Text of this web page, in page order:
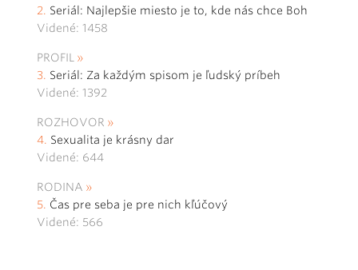
Seriál: Najlepšie miesto je to, kde nás chce Boh
Videné: 1458
PROFIL
Seriál: Za každým spisom je ľudský príbeh
Videné: 1392
ROZHOVOR
Sexualita je krásny dar
Videné: 644
RODINA
Čas pre seba je pre nich kľúčový
Videné: 566